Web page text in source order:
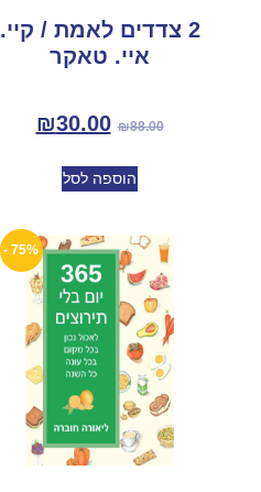
2 צדדים לאמת / קיי.
איי. טאקר
₪88.00
₪30.00
הוספה לסל
75% -